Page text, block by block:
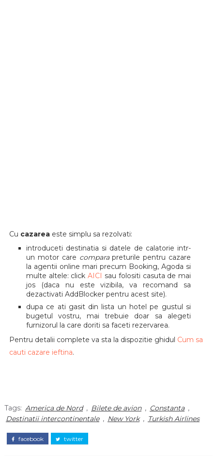
Cu cazareaeste simplu sa rezolvati:
introduceti destinatia si datele de calatorie intr-
un motor care comparapreturile pentru cazare
la agentii online mari precum Booking, Agoda si
multe altele: clickAICI
sau folositi casuta de mai
jos (daca nu este vizibila, va recomand sa
dezactivati AddBlocker pentru acest site).
dupa ce ati gasit din lista un hotel pe gustul si
bugetul vostru, mai trebuie doar sa alegeti
furnizorul la care doriti sa faceti rezervarea.
Pentru detalii complete va sta la dispozitie ghidul Cum sa
cauti cazare ieftina.
Tags: America de Nord , Bilete de avion , Constanta ,
Destinatii intercontinentale , New York , Turkish Airlines
facebook twitter